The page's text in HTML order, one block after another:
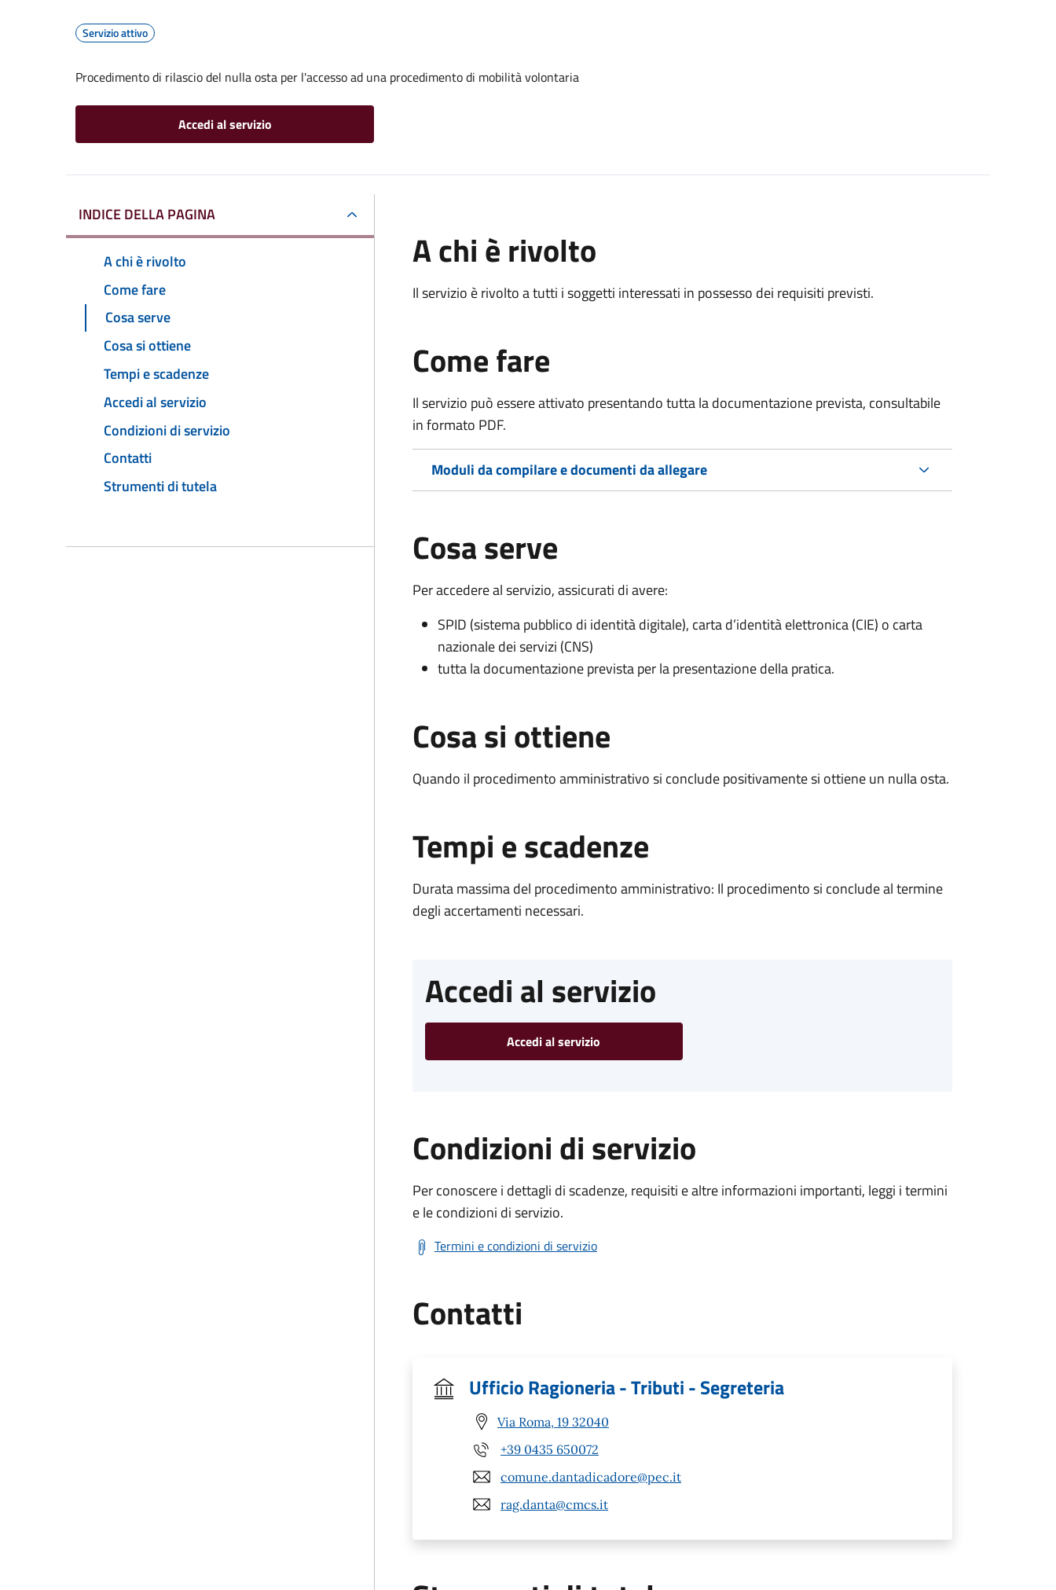
Servizio attivo
Procedimento di rilascio del nulla osta per l'accesso ad una procedimento di mobilità volontaria
Accedi al servizio
INDICE DELLA PAGINA
A chi è rivolto
Come fare
Cosa serve
Cosa si ottiene
Tempi e scadenze
Accedi al servizio
Condizioni di servizio
Contatti
Strumenti di tutela
A chi è rivolto
Il servizio è rivolto a tutti i soggetti interessati in possesso dei requisiti previsti.
Come fare
Il servizio può essere attivato presentando tutta la documentazione prevista, consultabile
in formato PDF.
Moduli da compilare e documenti da allegare
Cosa serve
Per accedere al servizio, assicurati di avere:
SPID (sistema pubblico di identità digitale), carta d’identità elettronica (CIE) o carta
nazionale dei servizi (CNS)
tutta la documentazione prevista per la presentazione della pratica.
Cosa si ottiene
Quando il procedimento amministrativo si conclude positivamente si ottiene un nulla osta.
Tempi e scadenze
Durata massima del procedimento amministrativo: Il procedimento si conclude al termine
degli accertamenti necessari.
Accedi al servizio
Accedi al servizio
Condizioni di servizio
Per conoscere i dettagli di scadenze, requisiti e altre informazioni importanti, leggi i termini
e le condizioni di servizio.
Termini e condizioni di servizio
Contatti
Ufficio Ragioneria - Tributi - Segreteria
Via Roma, 19 32040
+39 0435 650072
comune.dantadicadore@pec.it
rag.danta@cmcs.it